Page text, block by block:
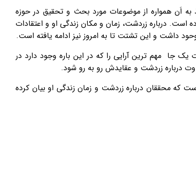
اَن همواره از موضوعات مورد بحث و تحقیق در حوزه
است. درباره زردشت، زمان و مکان زندگی او و اعتقادات
داشت و این تشتت تا به امروز نیز ادامه یافته است.
جا مهم ترین آرایی را که در این باره وجود دارد در
درباره زردشت و عقایدش رو به رو شود.
که محققان درباره زردشت و زمان زندگی او بیان کرده